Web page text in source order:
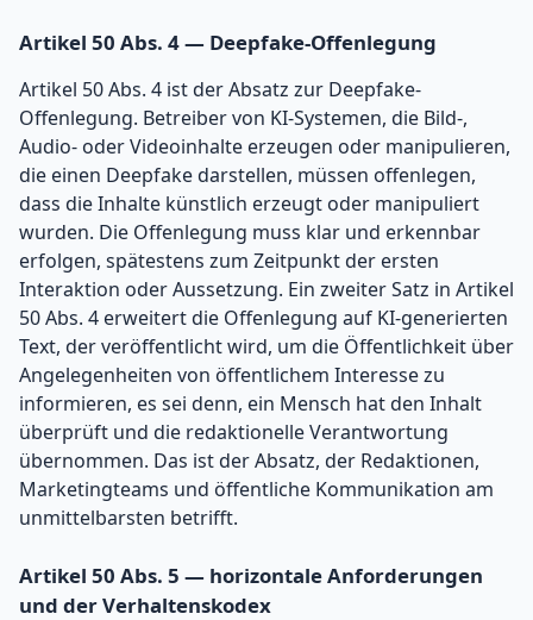
Artikel 50 Abs. 4 — Deepfake-Offenlegung
Artikel 50 Abs. 4 ist der Absatz zur Deepfake-
Offenlegung. Betreiber von KI-Systemen, die Bild-,
Audio- oder Videoinhalte erzeugen oder manipulieren,
die einen Deepfake darstellen, müssen offenlegen,
dass die Inhalte künstlich erzeugt oder manipuliert
wurden. Die Offenlegung muss klar und erkennbar
erfolgen, spätestens zum Zeitpunkt der ersten
Interaktion oder Aussetzung. Ein zweiter Satz in Artikel
50 Abs. 4 erweitert die Offenlegung auf KI-generierten
Text, der veröffentlicht wird, um die Öffentlichkeit über
Angelegenheiten von öffentlichem Interesse zu
informieren, es sei denn, ein Mensch hat den Inhalt
überprüft und die redaktionelle Verantwortung
übernommen. Das ist der Absatz, der Redaktionen,
Marketingteams und öffentliche Kommunikation am
unmittelbarsten betrifft.
Artikel 50 Abs. 5 — horizontale Anforderungen
und der Verhaltenskodex